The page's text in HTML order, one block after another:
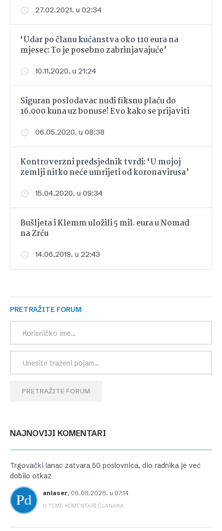
27.02.2021. u 02:34
‘Udar po članu kućanstva oko 110 eura na
mjesec: To je posebno zabrinjavajuće’
10.11.2020. u 21:24
Siguran poslodavac nudi fiksnu plaću do
16.000 kuna uz bonuse! Evo kako se prijaviti
06.05.2020. u 08:38
Kontroverzni predsjednik tvrdi: ‘U mojoj
zemlji nitko neće umrijeti od koronavirusa’
15.04.2020. u 09:34
Bušljeta i Klemm uložili 5 mil. eura u Nomad
na Zrću
14.06.2019. u 22:43
PRETRAŽITE FORUM
PRETRAŽITE FORUM
NAJNOVIJI KOMENTARI
Trgovački lanac zatvara 50 poslovnica, dio radnika je već
dobilo otkaz
anlaser, 06.08.2026. u 07:14
U TEMI: KOMENTARI ČLANAKA